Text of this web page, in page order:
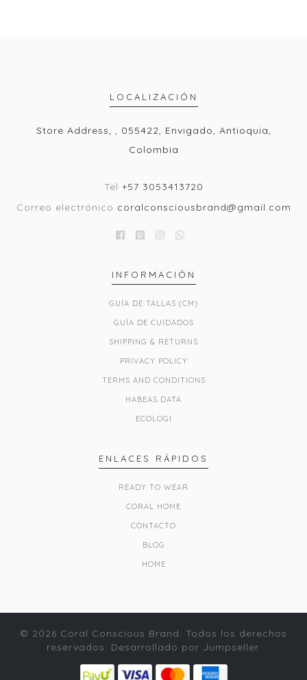
LOCALIZACIÓN
Store Address, , 055422, Envigado, Antioquia,
Colombia
Tel +57 3053413720
Correo electrónico coralconsciousbrand@gmail.com
INFORMACIÓN
GUÍA DE TALLAS (CM)
GUÍA DE CUIDADOS
SHIPPING & RETURNS
PRIVACY POLICY
TERMS AND CONDITIONS
HABEAS DATA
ECOLOGI
ENLACES RÁPIDOS
READY TO WEAR
CORAL HOME
CONTACTO
BLOG
HOME
© 2026 Coral Conscious Brand. Todos los derechos
reservados. Desarrollado por Jumpseller.